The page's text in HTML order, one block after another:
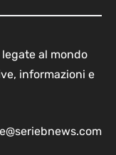
al mondo
informazioni e